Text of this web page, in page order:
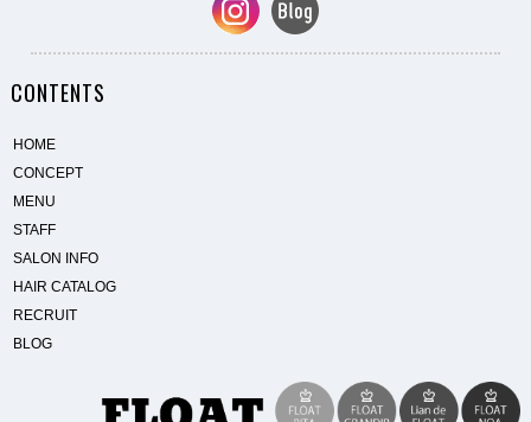
CONTENTS
HOME
CONCEPT
MENU
STAFF
SALON INFO
HAIR CATALOG
RECRUIT
BLOG